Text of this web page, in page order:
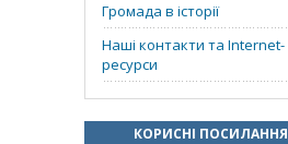
Громада в історії
Наші контакти та Internet-
ресурси
КОРИСНІ ПОСИЛАННЯ